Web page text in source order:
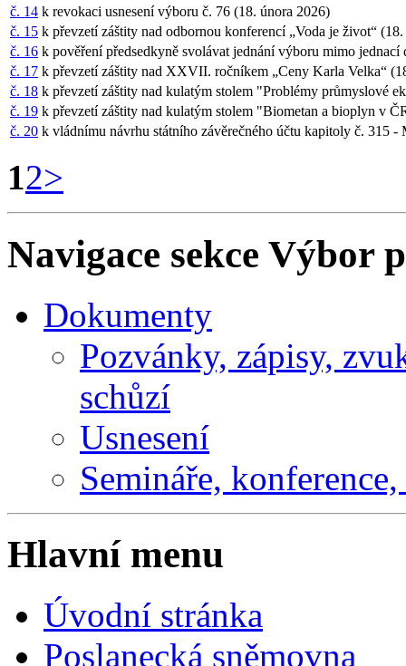
č. 14 k revokaci usnesení výboru č. 76 (18. února 2026)
č. 15 k převzetí záštity nad odbornou konferencí „Voda je život“
č. 16 k pověření předsedkyně svolávat jednání výboru mimo
č. 17 k převzetí záštity nad XXVII. ročníkem „Ceny Karla Velka“
č. 18 k převzetí záštity nad kulatým stolem "Problémy průmyslové
č. 19 k převzetí záštity nad kulatým stolem "Biometan a bioplyn v
č. 20 k vládnímu návrhu státního závěrečného účtu kapitoly č. 315
12>
Navigace sekce Výbor
Dokumenty
Pozvánky, zápisy,
schůzí
Usnesení
Semináře,
Hlavní menu
Úvodní stránka
Poslanecká sněmovna